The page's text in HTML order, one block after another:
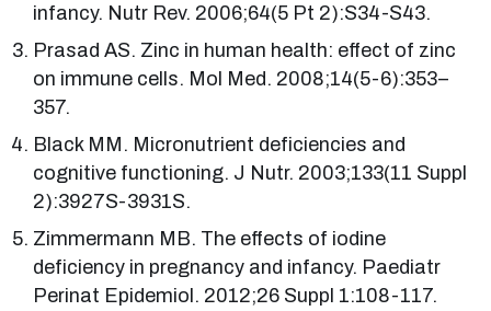
infancy. Nutr Rev. 2006;64(5 Pt 2):S34-S43.
Prasad AS. Zinc in human health: effect of zinc
on immune cells. Mol Med. 2008;14(5-6):353–
357.
Black MM. Micronutrient deficiencies and
cognitive functioning. J Nutr. 2003;133(11 Suppl
2):3927S-3931S.
Zimmermann MB. The effects of iodine
deficiency in pregnancy and infancy. Paediatr
Perinat Epidemiol. 2012;26 Suppl 1:108-117.